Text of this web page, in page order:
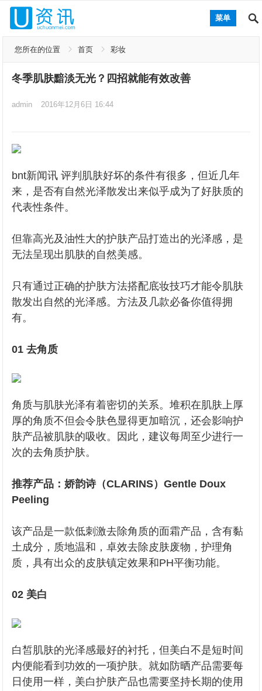
菜单
您所在的位置 首页 彩妆
冬季肌肤黯淡无光？四招就能有效改善
admin 2016年12月6日 16:44
bnt新闻讯 评判肌肤好坏的条件有很多，但近几年
来，是否有自然光泽散发出来似乎成为了好肤质的
代表性条件。
但靠高光及油性大的护肤产品打造出的光泽感，是
无法呈现出肌肤的自然美感。
只有通过正确的护肤方法搭配底妆技巧才能令肌肤
散发出自然的光泽感。方法及几款必备你值得拥
有。
01 去角质
角质与肌肤光泽有着密切的关系。堆积在肌肤上厚
厚的角质不但会令肤色显得更加暗沉，还会影响护
肤产品被肌肤的吸收。因此，建议每周至少进行一
次的去角质护肤。
推荐产品：娇韵诗（CLARINS）Gentle Doux
Peeling
该产品是一款低刺激去除角质的面霜产品，含有黏
土成分，质地温和，卓效去除皮肤废物，护理角
质，具有出众的皮肤镇定效果和PH平衡功能。
02 美白
白皙肌肤的光泽感最好的衬托，但美白不是短时间
内便能看到功效的一项护肤。就如防晒产品需要每
日使用一样，美白护肤产品也需要坚持长期的使用